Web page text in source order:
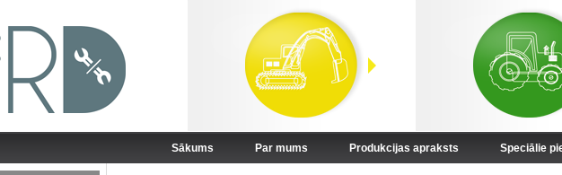
Sākums Par mums Produkcijas apraksts Speciālie